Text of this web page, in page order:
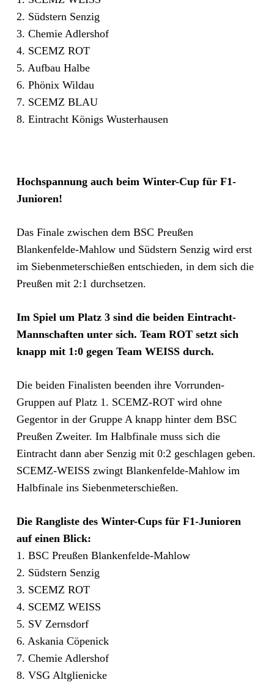
2. Südstern Senzig
3. Chemie Adlershof
4. SCEMZ ROT
5. Aufbau Halbe
6. Phönix Wildau
7. SCEMZ BLAU
8. Eintracht Königs Wusterhausen
Hochspannung auch beim Winter-Cup für F1-
Junioren!
Das Finale zwischen dem BSC Preußen
Blankenfelde-Mahlow und Südstern Senzig wird erst
im Siebenmeterschießen entschieden, in dem sich die
Preußen mit 2:1 durchsetzen.
Im Spiel um Platz 3 sind die beiden Eintracht-
Mannschaften unter sich. Team ROT setzt sich
knapp mit 1:0 gegen Team WEISS durch.
Die beiden Finalisten beenden ihre Vorrunden-
Gruppen auf Platz 1. SCEMZ-ROT wird ohne
Gegentor in der Gruppe A knapp hinter dem BSC
Preußen Zweiter. Im Halbfinale muss sich die
Eintracht dann aber Senzig mit 0:2 geschlagen geben.
SCEMZ-WEISS zwingt Blankenfelde-Mahlow im
Halbfinale ins Siebenmeterschießen.
Die Rangliste des Winter-Cups für F1-Junioren
auf einen Blick:
1. BSC Preußen Blankenfelde-Mahlow
2. Südstern Senzig
3. SCEMZ ROT
4. SCEMZ WEISS
5. SV Zernsdorf
6. Askania Cöpenick
7. Chemie Adlershof
8. VSG Altglienicke